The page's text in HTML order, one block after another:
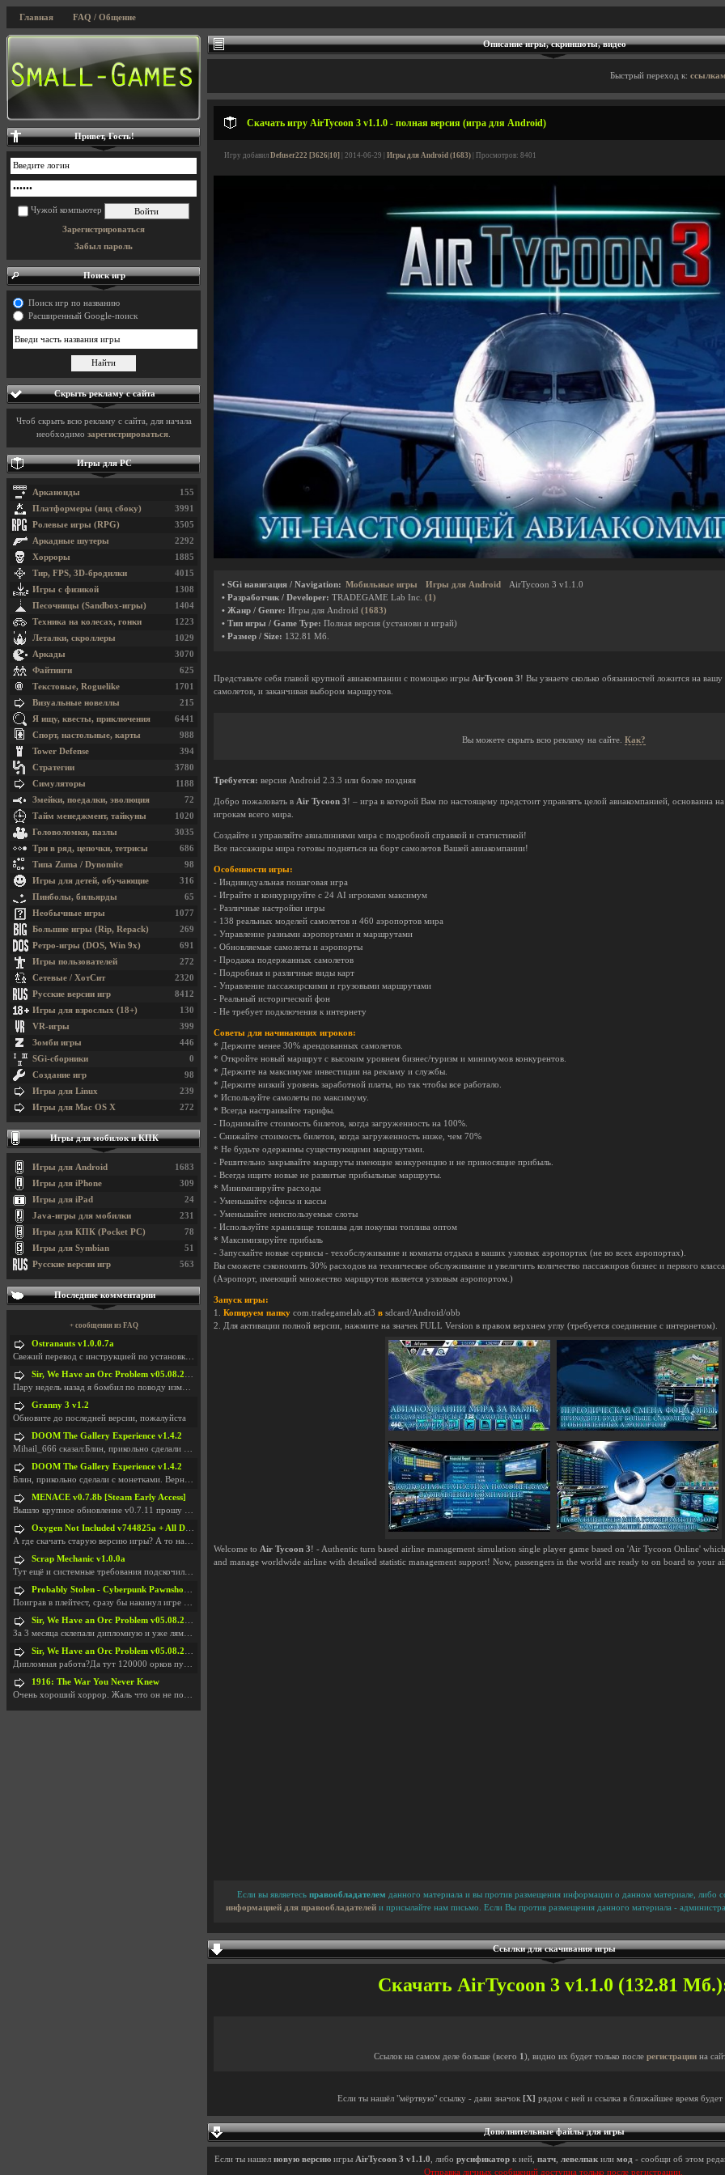
Главная FAQ / Общение
Описание игры, скриншоты, видео
Быстрый переход к:
Скачать игру AirTycoon 3 v1.1.0 - полная версия (игра для Android)
Игру добавил Defuser222 [3626|10] | 2014-06-29 | Игры для Android (1683) | Просмотров: 8401
• SGi навигация / Navigation: Мобильные игры Игры для Android
AirTycoon 3 v1.1.0
• Разработчик / Developer: TRADEGAME Lab Inc. (1)
• Жанр / Genre: Игры для Android (1683)
• Тип игры / Game Type: Полная версия (установи и играй)
• Размер / Size: 132.81 Мб.
Представьте себя главой крупной авиакомпании с помощью игры AirTycoon 3! Вы узнаете сколько обязанностей ложится на
самолетов, и заканчивая выбором маршрутов.
Вы можете скрыть всю рекламу на сайте. Как?
Требуется: версия Android 2.3.3 или более поздняя
Добро пожаловать в Air Tycoon 3! – игра в которой Вам по настоящему предстоит управлять целой авиакомпанией, основанна
игрокам всего мира.
Создайте и управляйте авиалиниями мира с подробной справкой и статистикой!
Все пассажиры мира готовы подняться на борт самолетов Вашей авиакомпании!
Особенности игры:
- Индивидуальная пошаговая игра
- Играйте и конкурируйте с 24 AI игроками максимум
- Различные настройки игры
- 138 реальных моделей самолетов и 460 аэропортов мира
- Управление разными аэропортами и маршрутами
- Обновляемые самолеты и аэропорты
- Продажа подержанных самолетов
- Подробная и различные виды карт
- Управление пассажирскими и грузовыми маршрутами
- Реальный исторический фон
- Не требует подключения к интернету
Советы для начинающих игроков:
* Держите менее 30% арендованных самолетов.
* Откройте новый маршрут с высоким уровнем бизнес/туризм и минимумов конкурентов.
* Держите на максимуме инвестиции на рекламу и службы.
* Держите низкий уровень заработной платы, но так чтобы все работало.
* Используйте самолеты по максимуму.
* Всегда настраивайте тарифы.
- Поднимайте стоимость билетов, когда загруженность на 100%.
- Снижайте стоимость билетов, когда загруженность ниже, чем 70%
* Не будьте одержимы существующими маршрутами.
- Решительно закрывайте маршруты имеющие конкуренцию и не приносящие прибыль.
- Всегда ищите новые не развитые прибыльные маршруты.
* Минимизируйте расходы
- Уменьшайте офисы и кассы
- Уменьшайте неиспользуемые слоты
- Используйте хранилище топлива для покупки топлива оптом
* Максимизируйте прибыль
- Запускайте новые сервисы - техобслуживание и комнаты отдыха в ваших узловых аэропортах (не во всех аэропортах).
Вы сможете сэкономить 30% расходов на техническое обслуживание и увеличить количество пассажиров бизнес и первого класса
(Аэропорт, имеющий множество маршрутов является узловым аэропортом.)
Запуск игры:
1. Копируем папку com.tradegamelab.at3 в sdcard/Android/obb
2. Для активации полной версии, нажмите на значек FULL Version в правом верхнем углу (требуется соединение с интернетом).
Welcome to Air Tycoon 3! - Authentic turn based airline management simulation single player game based on 'Air Tycoon Online'
and manage worldwide airline with detailed statistic management support! Now, passengers in the world are ready to on board to your
Если вы являетесь правообладателем данного материала и вы против размещения информации о данном материале, либо
информацией для правообладателей и присылайте нам письмо. Если Вы против размещения данного материала -
Ссылки для скачивания игры
Скачать AirTycoon 3 v1.1.0 (132.81
Ссылок на самом деле больше (всего 1 ), видно их будет только после регистрациина
Если ты нашёл "мёртвую" ссылку - дави значок [X] рядом с ней и ссылка в ближайшее время будет
Дополнительные файлы для игры
Если ты нашел новую версиюигры AirTycoon 3 v1.1.0 , либо русификаторк ней, патч, левелпакили мод - сообщи об этом
Отправка личных сообщений доступна только после регистрации.
Привет, Гость!
Чужой компьютер
Зарегистрироваться
Забыл пароль
Поиск игр
Поиск игр по названию
Расширенный Google-поиск
Скрыть рекламу с сайта
Чтоб скрыть всю рекламу с сайта, для начала
необходимо зарегистрироваться
Игры для PC
155
Арканоиды
3991
Платформеры (вид сбоку)
3505
Ролевые игры (RPG)
2292
Аркадные шутеры
1885
Хорроры
4015
Тир, FPS, 3D-бродилки
1308
Игры с физикой
1404
Песочницы (Sandbox-игры)
1223
Техника на колесах, гонки
1029
Леталки, скроллеры
3070
Аркады
625
Файтинги
1701
Текстовые, Roguelike
215
Визуальные новеллы
6441
Я ищу, квесты, приключения
988
Спорт, настольные, карты
394
Tower Defense
3780
Стратегии
1188
Симуляторы
72
Змейки, поедалки, эволюция
1020
Тайм менеджмент, тайкуны
3035
Головоломки, пазлы
686
Три в ряд, цепочки, тетрисы
98
Типа Zuma / Dynomite
316
Игры для детей, обучающие
65
Пинболы, бильярды
1077
Необычные игры
269
Большие игры (Rip, Repack)
691
Ретро-игры (DOS, Win 9x)
272
Игры пользователей
2320
Сетевые / ХотСит
8412
Русские версии игр
130
Игры для взрослых (18+)
399
VR-игры
446
Зомби игры
0
SGi-сборники
98
Создание игр
239
Игры для Linux
272
Игры для Mac OS X
Игры для мобилок и КПК
1683
Игры для Android
309
Игры для iPhone
24
Игры для iPad
231
Java-игры для мобилки
78
Игры для КПК (Pocket PC)
51
Игры для Symbian
563
Русские версии игр
Последние комментарии
+ сообщения из FAQ
Ostranauts v1.0.0.7a
Свежий перевод с инструкцией по установкеhttps://g
Sir, We Have an Orc Problem v05.08.2026
Пару недель назад я бомбил по поводу изменения мин
Granny 3 v1.2
Обновите до последней версии, пожалуйста
DOOM The Gallery Experience v1.4.2
Mihail_666 сказал:Блин, прикольно сделали с монетк
DOOM The Gallery Experience v1.4.2
Блин, прикольно сделали с монетками. Вернулся в св
MENACE v0.7.8b [Steam Early Access]
Вышло крупное обновление v0.7.11 прошу обновить
Oxygen Not Included v744825a + All DLC
А где скачать старую версию игры? А то на новой но
Scrap Mechanic v1.0.0a
Тут ещё и системные требования подскочили. Если не
Probably Stolen - Cyberpunk Pawnshop Simulator v048c [Playtest]
Поиграв в плейтест, сразу бы накинул игре наивысши
Sir, We Have an Orc Problem v05.08.2026
За 3 месяца склепали дипломную и уже лям двести ба
Sir, We Have an Orc Problem v05.08.2026
Дипломная работа?Да тут 120000 орков путь выбирают
1916: The War You Never Knew
Очень хороший хоррор. Жаль что он не получил должн